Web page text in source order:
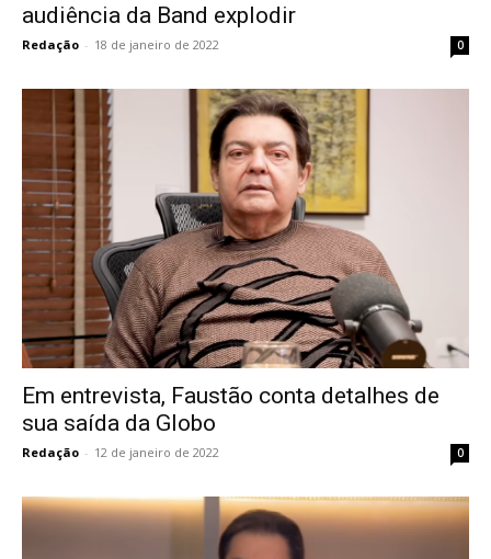
audiência da Band explodir
Redação - 18 de janeiro de 2022 0
Em entrevista, Faustão conta detalhes de
sua saída da Globo
Redação - 12 de janeiro de 2022 0